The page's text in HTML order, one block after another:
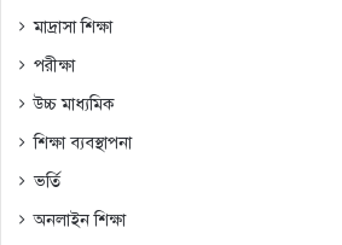
মাদ্রাসা শিক্ষা
পরীক্ষা
উচ্চ মাধ্যমিক
শিক্ষা ব্যবস্থাপনা
ভর্তি
অনলাইন শিক্ষা